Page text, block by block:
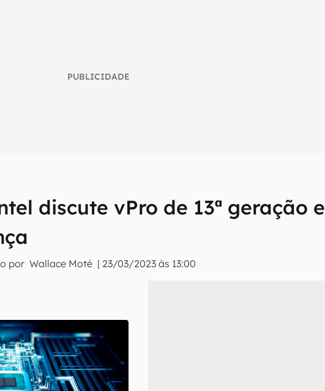
PUBLICIDADE
discute vPro de 13ª geração e
por Wallace Moté | 23/03/2023 às 13:00
do mundo tech!
e receba notícias e reviews sobre tecnologia em primeira
inscreva-se
com os Termos de Uso e Política de Privacidade do Canaltech.